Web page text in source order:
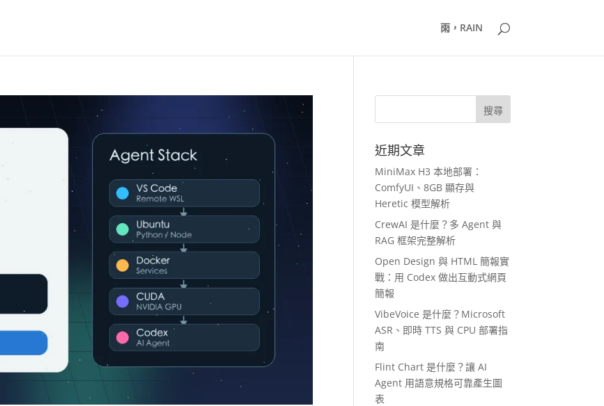
雨，RAIN
近期文章
MiniMax H3 本地部署：
ComfyUI、8GB 顯存與
Heretic 模型解析
CrewAI 是什麼？多 Agent 與
RAG 框架完整解析
Open Design 與 HTML 簡報實
戰：用 Codex 做出互動式網頁
簡報
VibeVoice 是什麼？Microsoft
ASR、即時 TTS 與 CPU 部署指
南
Flint Chart 是什麼？讓 AI
Agent 用語意規格可靠產生圖
表